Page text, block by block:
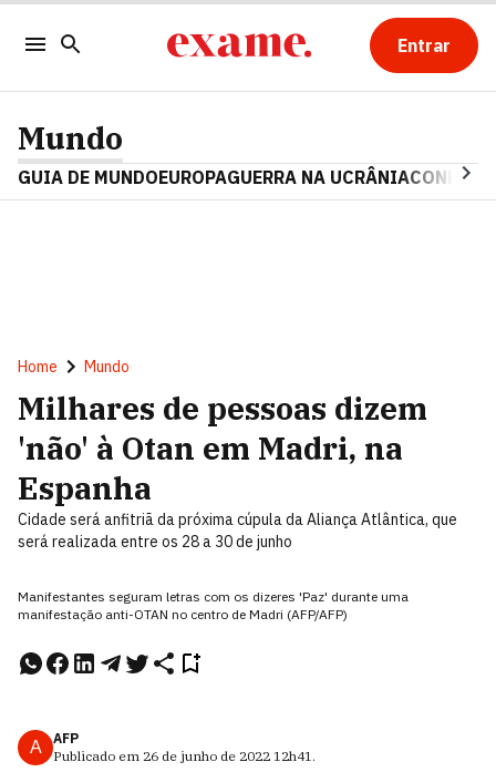
Entrar
Mundo
GUIA DE MUNDOEUROPAGUERRA NA UCRÂNIA
Home Mundo
Milhares de pessoas dizem
'não' à Otan em Madri, na
Espanha
Cidade será anfitriã da próxima cúpula da Aliança Atlântica, que
será realizada entre os 28 a 30 de junho
Manifestantes seguram letras com os dizeres 'Paz' durante uma
manifestação anti-OTAN no centro de Madri (AFP/AFP)
A
AFP
Publicado em 26 de junho de 2022 12h41.